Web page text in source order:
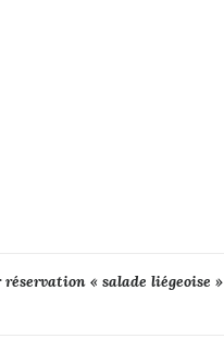
« salade liégeoise »